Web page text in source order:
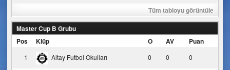
Tüm tabloyu görüntüle
Master Cup B Grubu
Pos
Klüp O AV Puan
1 Altay Futbol Okulları 0 0 0